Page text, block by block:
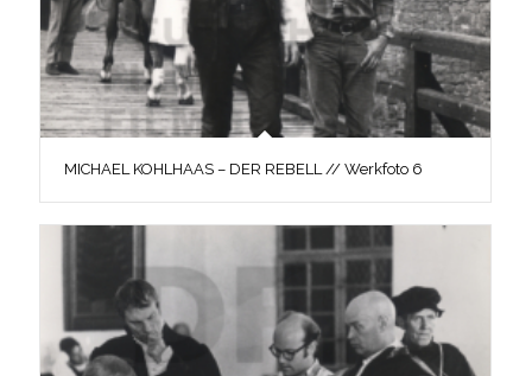
MICHAEL KOHLHAAS – DER REBELL // Werkfoto 6